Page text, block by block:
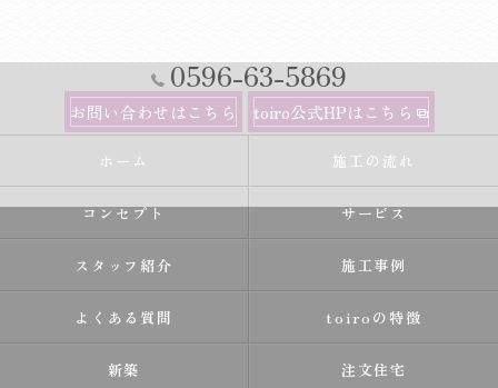
0596-63-5869
お問い合わせはこちら toiro公式HPはこちら
ホーム 施工の流れ
コンセプト サービス
スタッフ紹介 施工事例
よくある質問 toiroの特徴
新築 注文住宅